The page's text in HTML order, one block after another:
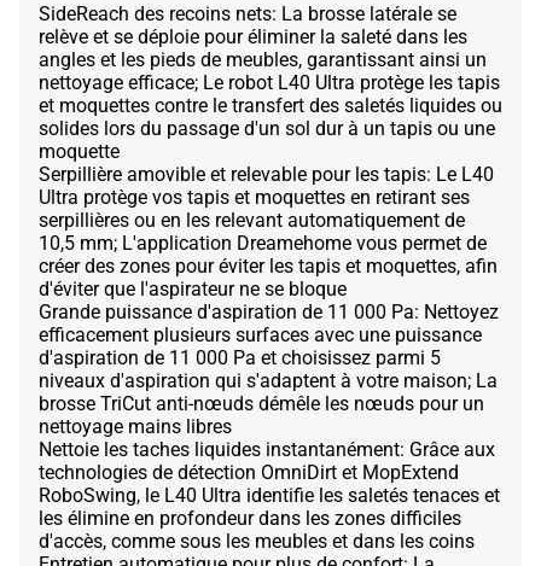
SideReach des recoins nets: La brosse latérale se
relève et se déploie pour éliminer la saleté dans les
angles et les pieds de meubles, garantissant ainsi un
nettoyage efficace; Le robot L40 Ultra protège les tapis
et moquettes contre le transfert des saletés liquides ou
solides lors du passage d'un sol dur à un tapis ou une
moquette
Serpillière amovible et relevable pour les tapis: Le L40
Ultra protège vos tapis et moquettes en retirant ses
serpillières ou en les relevant automatiquement de
10,5 mm; L'application Dreamehome vous permet de
créer des zones pour éviter les tapis et moquettes, afin
d'éviter que l'aspirateur ne se bloque
Grande puissance d'aspiration de 11 000 Pa: Nettoyez
efficacement plusieurs surfaces avec une puissance
d'aspiration de 11 000 Pa et choisissez parmi 5
niveaux d'aspiration qui s'adaptent à votre maison; La
brosse TriCut anti-nœuds démêle les nœuds pour un
nettoyage mains libres
Nettoie les taches liquides instantanément: Grâce aux
technologies de détection OmniDirt et MopExtend
RoboSwing, le L40 Ultra identifie les saletés tenaces et
les élimine en profondeur dans les zones difficiles
d'accès, comme sous les meubles et dans les coins